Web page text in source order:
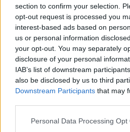
section to confirm your selection.
opt-out request is processed you
interest-based ads based on
us or personal information
your opt-out. You may separately
disclosure of your personal
IAB’s list of downstream
also be disclosed by us to third
Downstream Participants that may
Personal Data Processing Opt
Castelo Branco: “Bienal
promete afirmar artesanato,
“motores de desenvolvimento
município português
Covilhã: Especialista aponta
valorização imobiliária como
Beira Interior
FUNCEX para “reforçar